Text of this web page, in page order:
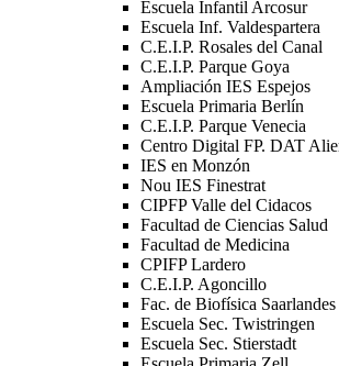
Escuela Infantil Arcosur
Escuela Inf. Valdespartera
C.E.I.P. Rosales del Canal
C.E.I.P. Parque Goya
Ampliación IES Espejos
Escuela Primaria Berlín
C.E.I.P. Parque Venecia
Centro Digital FP. DAT
IES en Monzón
Nou IES Finestrat
CIPFP Valle del Cidacos
Facultad de Ciencias Salud
Facultad de Medicina
CPIFP Lardero
C.E.I.P. Agoncillo
Fac. de Biofísica Saarlandes
Escuela Sec. Twistringen
Escuela Sec. Stierstadt